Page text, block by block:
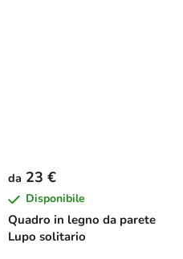
Quadro in legno da parete
Lupo solitario
da 23 €
Disponibile